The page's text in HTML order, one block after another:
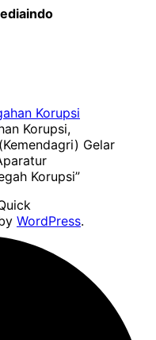
Korupsi,
Gelar
Korupsi”
WordPress.